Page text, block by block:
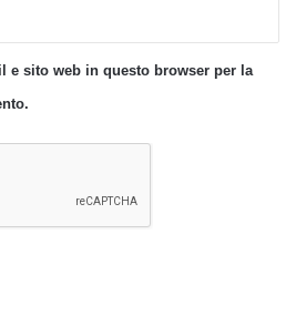
e sito web in questo browser per la